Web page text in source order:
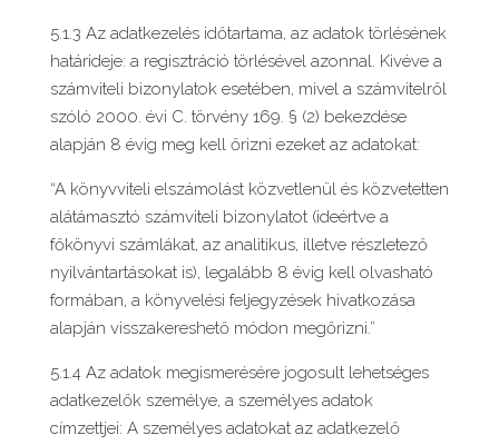
5.1.3 Az adatkezelés időtartama, az adatok törlésének
határideje: a regisztráció törlésével azonnal. Kivéve a
számviteli bizonylatok esetében, mivel a számvitelről
szóló 2000. évi C. törvény 169. § (2) bekezdése
alapján 8 évig meg kell őrizni ezeket az adatokat:
“A könyvviteli elszámolást közvetlenül és közvetetten
alátámasztó számviteli bizonylatot (ideértve a
főkönyvi számlákat, az analitikus, illetve részletező
nyilvántartásokat is), legalább 8 évig kell olvasható
formában, a könyvelési feljegyzések hivatkozása
alapján visszakereshető módon megőrizni.”
5.1.4 Az adatok megismerésére jogosult lehetséges
adatkezelők személye, a személyes adatok
címzettjei: A személyes adatokat az adatkezelő